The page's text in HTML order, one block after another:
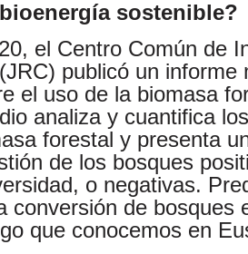
sostenible?
el Centro Común de
publicó un informe
el uso de la biomasa
analiza y cuantifica
forestal y presenta
de los bosques
o negativas.
conversión de bosques
que conocemos en